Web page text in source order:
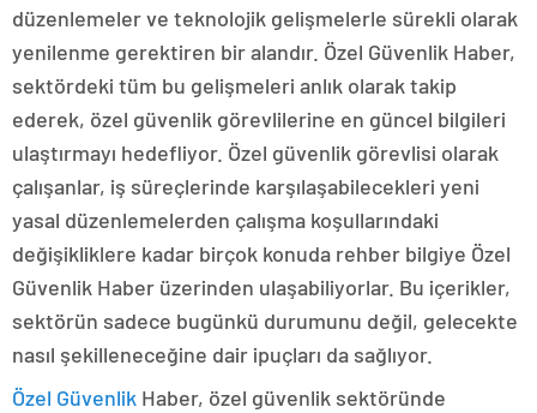
düzenlemeler ve teknolojik gelişmelerle sürekli olarak
yenilenme gerektiren bir alandır. Özel Güvenlik Haber,
sektördeki tüm bu gelişmeleri anlık olarak takip
ederek, özel güvenlik görevlilerine en güncel bilgileri
ulaştırmayı hedefliyor. Özel güvenlik görevlisi olarak
çalışanlar, iş süreçlerinde karşılaşabilecekleri yeni
yasal düzenlemelerden çalışma koşullarındaki
değişikliklere kadar birçok konuda rehber bilgiye Özel
Güvenlik Haber üzerinden ulaşabiliyorlar. Bu içerikler,
sektörün sadece bugünkü durumunu değil, gelecekte
nasıl şekilleneceğine dair ipuçları da sağlıyor.
Özel Güvenlik Haber, özel güvenlik sektöründe